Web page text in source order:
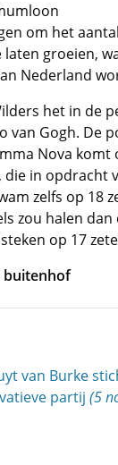
om het
groeien,
Nederland
het in de
van Gogh. De
Nova komt
in opdracht
zelfs op 18
zou halen dan
op 17
buitenhof
van Burke
partij (5